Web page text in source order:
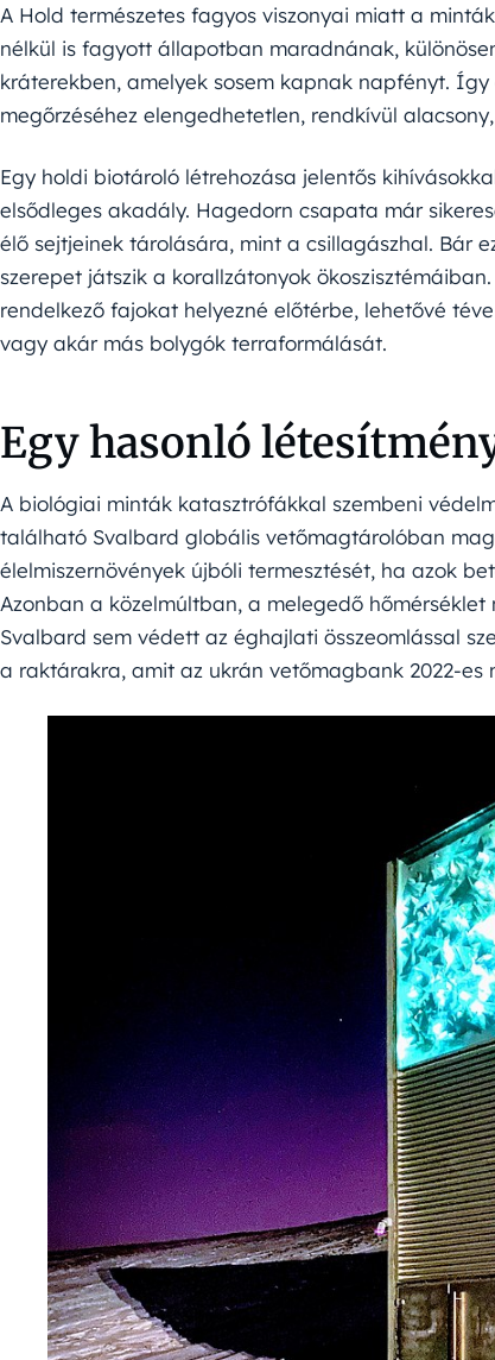
A Hold természetes fagyos viszonyai miatt a
nélkül is fagyott állapotban maradnának,
kráterekben, amelyek sosem kapnak napfényt.
megőrzéséhez elengedhetetlen, rendkívül
Egy holdi biotároló létrehozása jelentős
elsődleges akadály. Hagedorn csapata már
élő sejtjeinek tárolására, mint a csillagászhal. Bár
szerepet játszik a korallzátonyok
rendelkező fajokat helyezné előtérbe, lehetővé
vagy akár más bolygók terraformálását.
Egy hasonló
A biológiai minták katasztrófákkal szembeni
található Svalbard globális vetőmagtárolóban
élelmiszernövények újbóli termesztését, ha azok
Azonban a közelmúltban, a melegedő
Svalbard sem védett az éghajlati összeomlással
a raktárakra, amit az ukrán vetőmagbank 2022-es